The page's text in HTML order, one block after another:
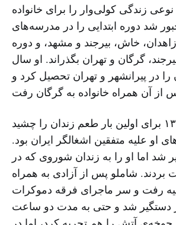
نوعی زندگی کولی‌وار را برای خانواده
شد دوره‌ ابتدایی را در مدرسه‌های
خاش،‌ بیرجند و مشهد، و دوره‌
گرگان و تهران بگذراند. او سال
در پیرانشهر و تهران تحصیل کرد و
شاملو در سال ۱۳۲۰ برای اولین بار طعم زندان را چشید
او علیه متفقین اشغالگر ایران بود.
شد اما او را به زندان شوروی که در
شاملو پس از آزادی به همراه
رفت و سر ماجرای فرقه دموکرات
دستگیر شد و حتی به مدت دو ساعت